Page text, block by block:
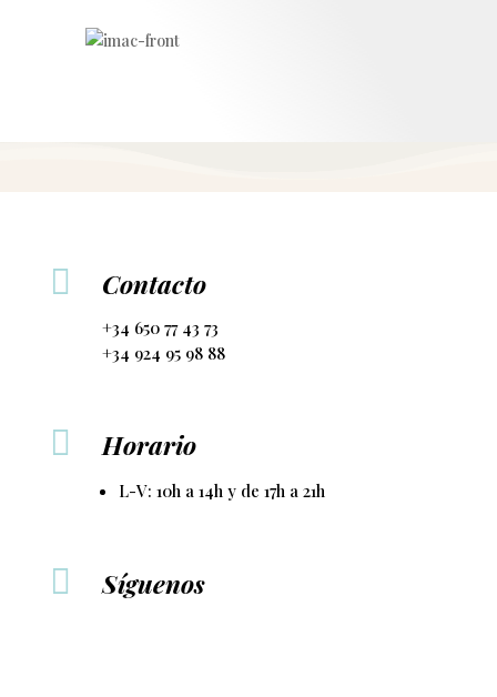
 Contacto
+34 650 77 43 73
+34 924 95 98 88
 Horario
L-V: 10h a 14h y de 17h a 21h
 Síguenos